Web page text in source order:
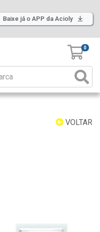
Baixe já o APP da Acioly
0
VOLTAR